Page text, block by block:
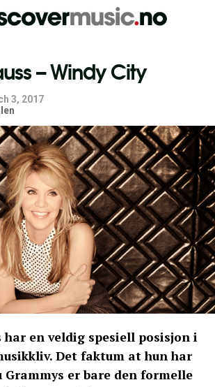
– Windy City
3, 2017
har en veldig spesiell posisjon i
Det faktum at hun har
Grammys er bare den formelle